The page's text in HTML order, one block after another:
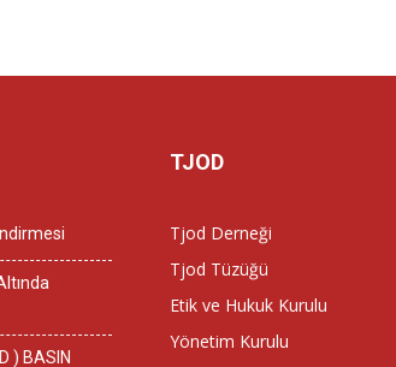
) BASIN
TJOD
Tjod Derneği
Tjod Tüzüğü
Etik ve Hukuk Kurulu
Yönetim Kurulu